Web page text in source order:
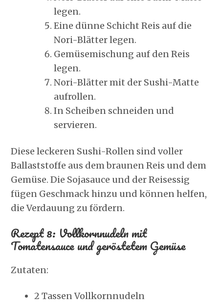
legen.
Eine dünne Schicht Reis auf die
Nori-Blätter legen.
Gemüsemischung auf den Reis
legen.
Nori-Blätter mit der Sushi-Matte
aufrollen.
In Scheiben schneiden und
servieren.
Diese leckeren Sushi-Rollen sind voller
Ballaststoffe aus dem braunen Reis und dem
Gemüse. Die Sojasauce und der Reisessig
fügen Geschmack hinzu und können helfen,
die Verdauung zu fördern.
Rezept 8: Vollkornnudeln mit
Tomatensauce und geröstetem Gemüse
Zutaten:
2 Tassen Vollkornnudeln